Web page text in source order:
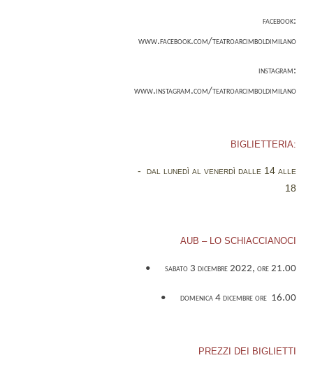
facebook:
www.facebook.com/teatroarcimboldimilano
instagram:
www.instagram.com/teatroarcimboldimilano
BIGLIETTERIA:
- dal lunedì al venerdì dalle 14 alle
18
AUB – LO SCHIACCIANOCI
• sabato 3 dicembre 2022, ore 21.00
• domenica 4 dicembre ore 16.00
PREZZI DEI BIGLIETTI